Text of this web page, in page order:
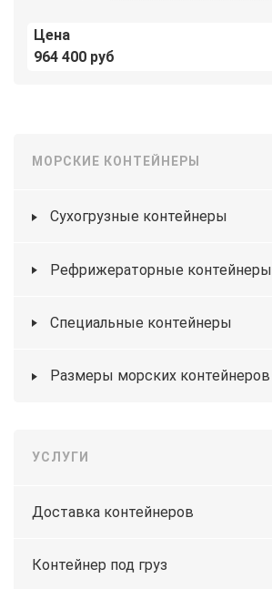
Цена
964 400 руб
МОРСКИЕ КОНТЕЙНЕРЫ
Сухогрузные контейнеры
Рефрижераторные контейнеры
Специальные контейнеры
Размеры морских контейнеров
УСЛУГИ
Доставка контейнеров
Контейнер под груз